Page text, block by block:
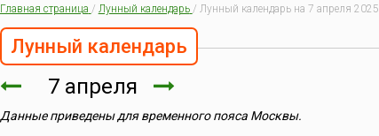
Главная страница / Лунный календарь / Лунный календарь на 7 апреля 2025
Лунный календарь
7 апреля
Данные приведены для временного пояса Москвы.